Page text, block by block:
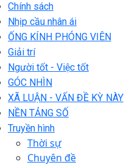
Chính sách
Nhịp cầu nhân ái
ỐNG KÍNH PHÓNG VIÊN
Giải trí
Người tốt - Việc tốt
GÓC NHÌN
XÃ LUẬN - VẤN ĐỀ KỲ NÀY
NỀN TẢNG SỐ
Truyền hình
Thời sự
Chuyên đề